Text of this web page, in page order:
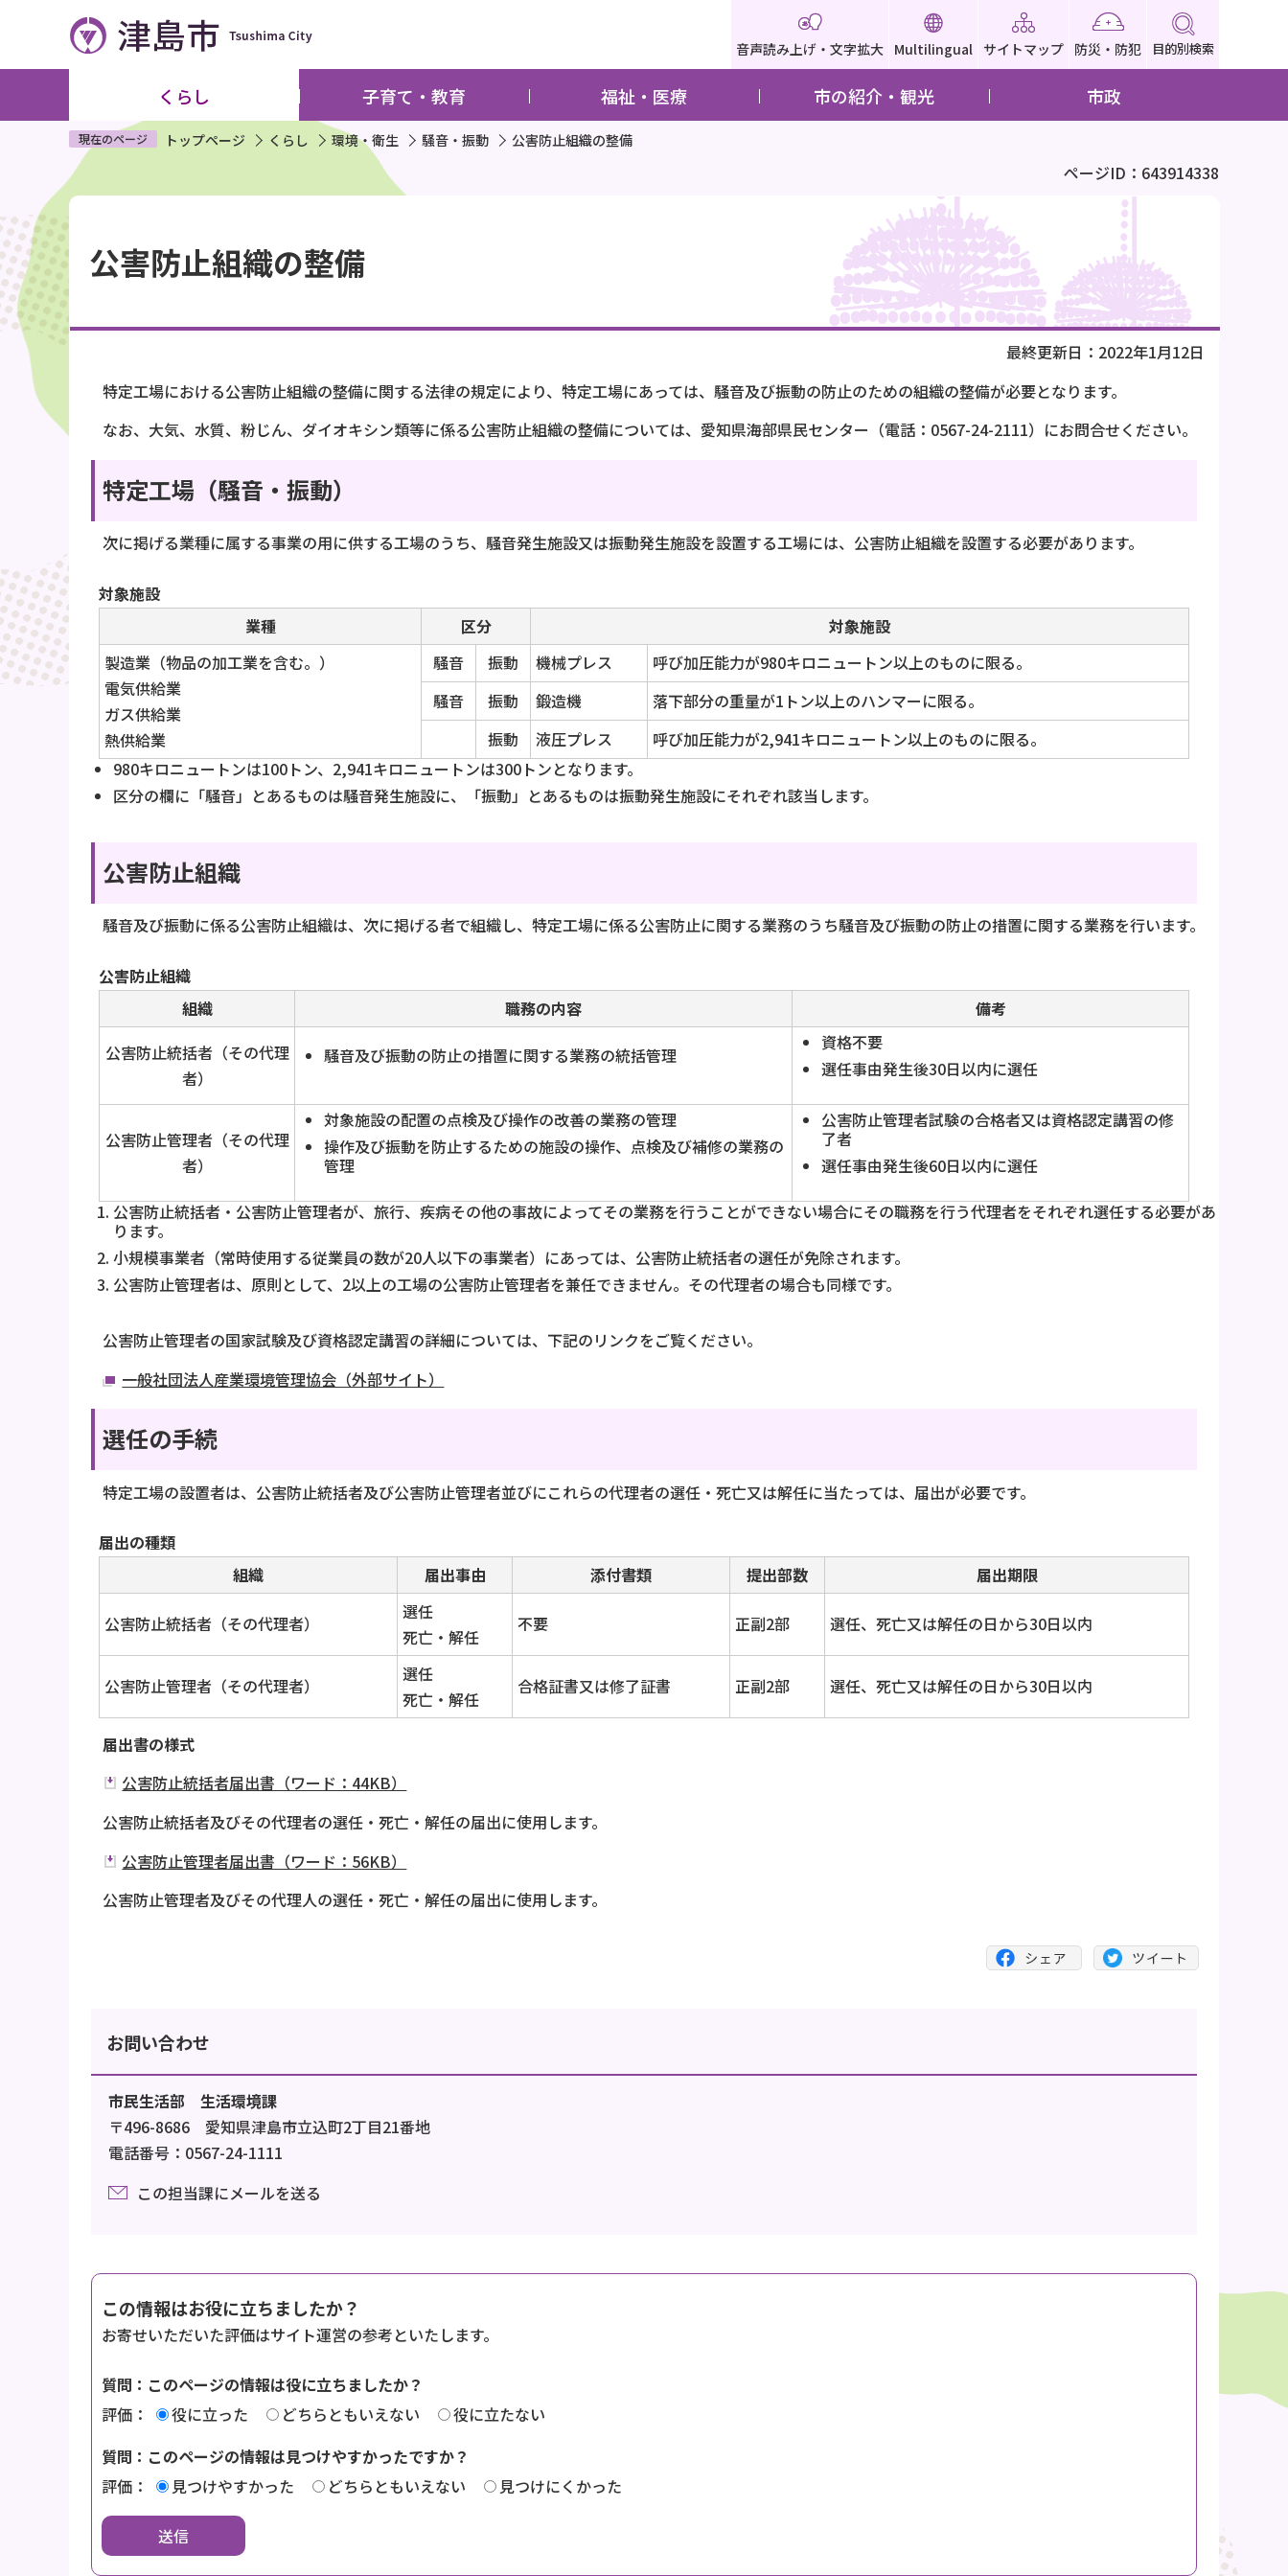
ペ
ジ
で
す
音声読み上げ・文字拡大 Multilingual サイトマップ 防災・防犯 目的別検索
くらし 子育て・教育 福祉・医療 市の紹介・観光 市政
現在のページ トップページ くらし 環境・衛生 騒音・振動 公害防止組織の整備
ページID：643914338
文
こ
こ
か
公害防止組織の整備
最終更新日：2022年1月12日
特定工場における公害防止組織の整備に関する法律の規定により、特定工場にあっては、騒音及び振動の防止のための組織の整備が必要となります。
なお、大気、水質、粉じん、ダイオキシン類等に係る公害防止組織の整備については、愛知県海部県民センター（電話：0567-24-2111）にお問合せください。
特定工場（騒音・振動）
次に掲げる業種に属する事業の用に供する工場のうち、騒音発生施設又は振動発生施設を設置する工場には、公害防止組織を設置する必要があります。
対象施設
業種
区分
対象施設
製造業（物品の加工業を含む。）
電気供給業
ガス供給業
熱供給業
騒音 振動 機械プレス
呼び加圧能力が980キロニュートン以上のものに限る。
騒音
振動 鍛造機
落下部分の重量が1トン以上のハンマーに限る。
振動
液圧プレス
呼び加圧能力が2,941キロニュートン以上のものに限る。
980キロニュートンは100トン、2,941キロニュートンは300トンとなります。
区分の欄に「騒音」とあるものは騒音発生施設に、「振動」とあるものは振動発生施設にそれぞれ該当します。
公害防止組織
騒音及び振動に係る公害防止組織は、次に掲げる者で組織し、特定工場に係る公害防止に関する業務のうち騒音及び振動の防止の措置に関する業務を行います。
公害防止組織
組織
職務の内容
備考
公害防止統括者（その代理
者）
騒音及び振動の防止の措置に関する業務の統括管理
資格不要
選任事由発生後30日以内に選任
公害防止管理者（その代理
者）
対象施設の配置の点検及び操作の改善の業務の管理
操作及び振動を防止するための施設の操作、点検及び補修の業務の
管理
公害防止管理者試験の合格者又は資格認定講習の修
了者
選任事由発生後60日以内に選任
公害防止統括者・公害防止管理者が、旅行、疾病その他の事故によってその業務を行うことができない場合にその職務を行う代理者をそれぞれ選任する必要があ
ります。
小規模事業者（常時使用する従業員の数が20人以下の事業者）にあっては、公害防止統括者の選任が免除されます。
公害防止管理者は、原則として、2以上の工場の公害防止管理者を兼任できません。その代理者の場合も同様です。
公害防止管理者の国家試験及び資格認定講習の詳細については、下記のリンクをご覧ください。
一般社団法人産業環境管理協会（外部サイト）
選任の手続
特定工場の設置者は、公害防止統括者及び公害防止管理者並びにこれらの代理者の選任・死亡又は解任に当たっては、届出が必要です。
届出の種類
組織
届出事由 添付書類 提出部数 届出期限
公害防止統括者（その代理者）
選任
死亡・解任
不要 正副2部 選任、死亡又は解任の日から30日以内
公害防止管理者（その代理者）
選任
死亡・解任
合格証書又は修了証書 正副2部 選任、死亡又は解任の日から30日以内
届出書の様式
公害防止統括者届出書（ワード：44KB）
公害防止統括者及びその代理者の選任・死亡・解任の届出に使用します。
公害防止管理者届出書（ワード：56KB）
公害防止管理者及びその代理人の選任・死亡・解任の届出に使用します。
お問い合わせ
市民生活部 生活環境課
〒496-8686 愛知県津島市立込町2丁目21番地
電話番号：0567-24-1111
この担当課にメールを送る
この情報はお役に立ちましたか？
お寄せいただいた評価はサイト運営の参考といたします。
質問：このページの情報は役に立ちましたか？
評価：
役に立った どちらともいえない
役に立たない
質問：このページの情報は見つけやすかったですか？
評価：
見つけやすかった どちらともいえない 見つけにくかった